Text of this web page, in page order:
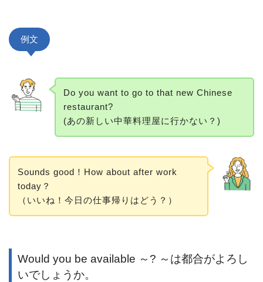
例文
Do you want to go to that new Chinese
restaurant?
(あの新しい中華料理屋に行かない？)
Sounds good！How about after work
today？
（いいね！今日の仕事帰りはどう？）
Would you be available ～? ～は都合がよろし
いでしょうか。